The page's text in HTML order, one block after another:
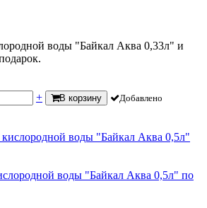
воды "Байкал Аква 0,33л" и
+ В корзину Добавлено
воды "Байкал Аква 0,5л" по